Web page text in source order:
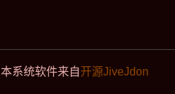
本系统软件来自开源JiveJdon